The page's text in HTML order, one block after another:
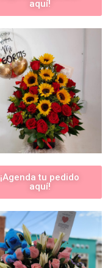
aquí!
¡Agenda tu pedido
aquí!